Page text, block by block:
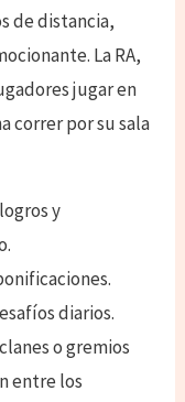
de distancia,
La RA,
jugar en
correr por su sala
y
diarios.
o gremios
entre los